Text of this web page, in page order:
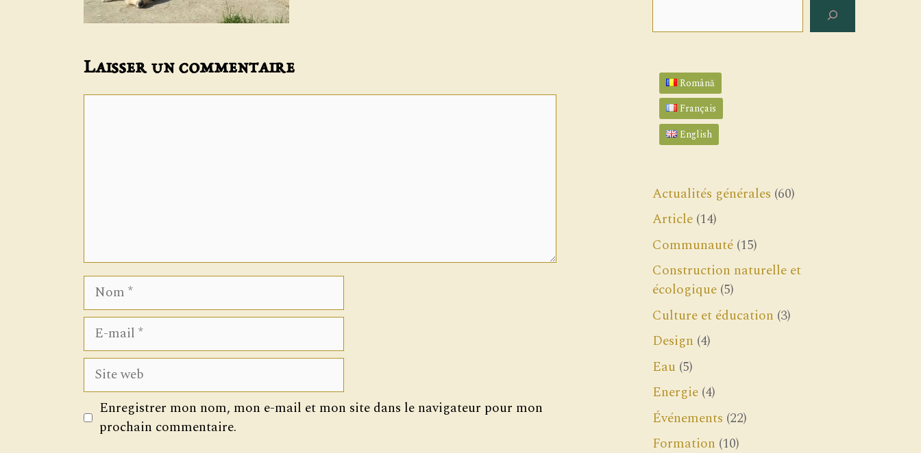
Laisser un commentaire
Nom
E-
mail
Site
web
Enregistrer mon nom, mon e-mail et mon site dans le navigateur pour mon
prochain commentaire.
Română
Français
English
Actualités générales (60)
Article (14)
Communauté (15)
Construction naturelle et
écologique (5)
Culture et éducation (3)
Design (4)
Eau (5)
Energie (4)
Événements (22)
Formation (10)